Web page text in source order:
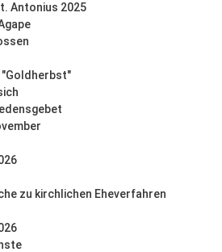
Antonius 2025
zu kirchlichen Eheverfahren